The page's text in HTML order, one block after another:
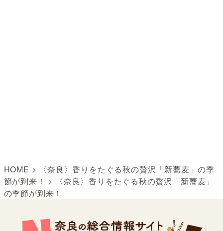
HOME >
〈奈良〉香りをたぐる秋の贅沢「新蕎麦」の季
節が到来！ >
〈奈良〉香りをたぐる秋の贅沢「新蕎麦」
の季節が到来！